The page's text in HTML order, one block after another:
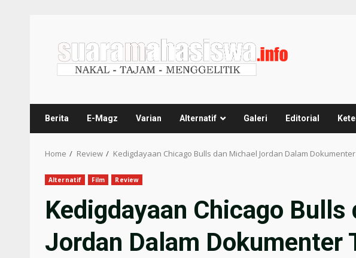
Berita E-Magz Varian Alternatif Galeri Editorial
Home Review Kedigdayaan Chicago Bulls dan Michael Jordan Dalam
Alternatif Film Review
Kedigdayaan Chicago Bulls
Jordan Dalam Dokumenter